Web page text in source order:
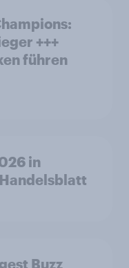
+++
führen
in
Buzz